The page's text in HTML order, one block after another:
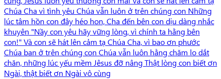
Chúa Cha vì tình yêu Chúa vẫn luôn ở trên chúng con Những
lúc tâm hồn con đây héo hon, Cha đến bên con dịu dàng nhắc
khuyên "Nầy con yêu hãy vững lòng, vì chính ta hằng bên
con!" Và con sẽ hát lên cảm tạ Chúa Cha, vì bao ơn phước
Chúa ban ở trên chúng con Chúa vẫn luôn hằng chăm lo dắt
chăn, những lúc yếu mềm Jêsus đỡ nâng Thật lòng con biết ơn
Ngài, thật biết ơn Ngài vô cùng